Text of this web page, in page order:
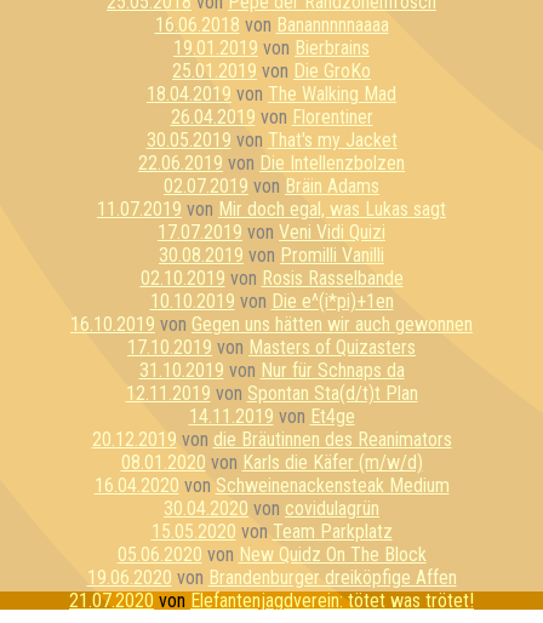
16.06.2018 von Banannnnnaaaa
19.01.2019 von Bierbrains
25.01.2019 von Die GroKo
18.04.2019 von The Walking Mad
26.04.2019 von Florentiner
30.05.2019 von That's my Jacket
22.06.2019 von Die Intellenzbolzen
02.07.2019 von Bräin Adams
11.07.2019 von Mir doch egal, was Lukas sagt
17.07.2019 von Veni Vidi Quizi
30.08.2019 von Promilli Vanilli
02.10.2019 von Rosis Rasselbande
10.10.2019 von Die e^(i*pi)+1en
16.10.2019 von Gegen uns hätten wir auch gewonnen
17.10.2019 von Masters of Quizasters
31.10.2019 von Nur für Schnaps da
12.11.2019 von Spontan Sta(d/t)t Plan
14.11.2019 von Et4ge
20.12.2019 von die Bräutinnen des Reanimators
08.01.2020 von Karls die Käfer (m/w/d)
16.04.2020 von Schweinenackensteak Medium
30.04.2020 von covidulagrün
15.05.2020 von Team Parkplatz
05.06.2020 von New Quidz On The Block
19.06.2020 von Brandenburger dreiköpfige Affen
21.07.2020 von Elefantenjagdverein: tötet was trötet!